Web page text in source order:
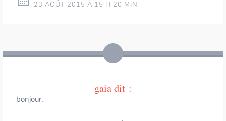
23 AOÛT 2015 À 15 H 20 MIN
gaiadit :
bonjour,